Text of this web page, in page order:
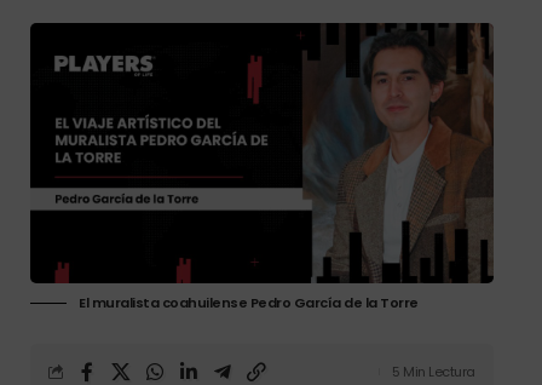
El muralista coahuilense Pedro García de la Torre
5 Min Lectura